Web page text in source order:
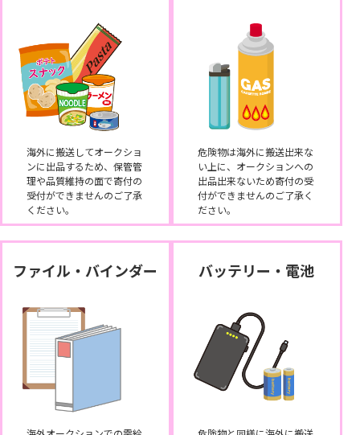
海外に搬送してオークショ
ンに出品するため、保管管
理や品質維持の面で寄付の
受付ができませんのご了承
ください。
危険物は海外に搬送出来な
い上に、オークションへの
出品出来ないため寄付の受
付ができませんのご了承く
ださい。
ファイル・バインダー バッテリー・電池